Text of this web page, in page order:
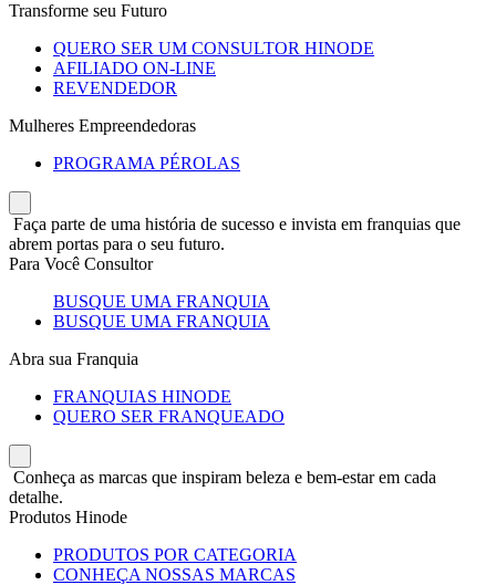
Transforme seu Futuro
QUERO SER UM CONSULTOR HINODE
AFILIADO ON-LINE
REVENDEDOR
Mulheres Empreendedoras
PROGRAMA PÉROLAS
Faça parte de uma história de sucesso e invista em franquias que
abrem portas para o seu futuro.
Para Você Consultor
BUSQUE UMA FRANQUIA
BUSQUE UMA FRANQUIA
Abra sua Franquia
FRANQUIAS HINODE
QUERO SER FRANQUEADO
Conheça as marcas que inspiram beleza e bem-estar em cada
detalhe.
Produtos Hinode
PRODUTOS POR CATEGORIA
CONHEÇA NOSSAS MARCAS